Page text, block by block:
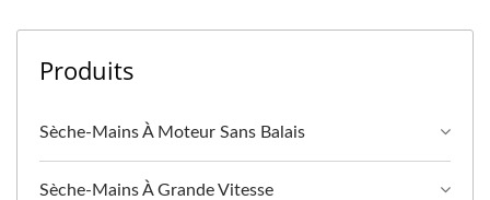
Produits
Sèche-Mains À Moteur Sans Balais
Sèche-Mains À Grande Vitesse